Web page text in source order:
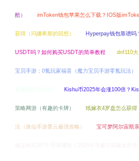
酷） imToken钱包苹果怎么下载？IOS版
获得（玛娜希斯的回想） Hyperpay钱包靠谱吗
USDT吗？如何购买USDT的简单教程 dnf110
宝贝手游：0氪玩家福音（魔力宝贝手游零氪玩法）
Kishu币2025年会涨100倍？
策略网游（有趣的卡牌） 纸嫁衣4罗盘怎么获得
法（诛仙手游青云最强攻略） 宝可梦阿尔宙斯